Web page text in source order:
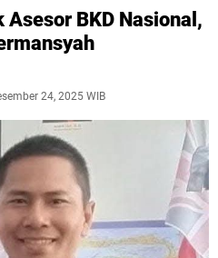
Asesor BKD Nasional,
24, 2025 WIB